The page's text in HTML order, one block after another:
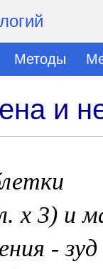
Методы
и
х 3) и
- зуд